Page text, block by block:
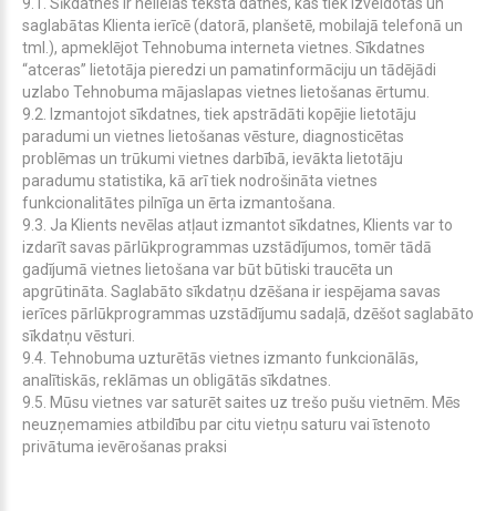
saglabātas Klienta ierīcē (datorā, planšetē, mobilajā telefonā un
tml.), apmeklējot Tehnobuma interneta vietnes. Sīkdatnes
“atceras” lietotāja pieredzi un pamatinformāciju un tādējādi
uzlabo Tehnobuma mājaslapas vietnes lietošanas ērtumu.
9.2. Izmantojot sīkdatnes, tiek apstrādāti kopējie lietotāju
paradumi un vietnes lietošanas vēsture, diagnosticētas
problēmas un trūkumi vietnes darbībā, ievākta lietotāju
paradumu statistika, kā arī tiek nodrošināta vietnes
funkcionalitātes pilnīga un ērta izmantošana.
9.3. Ja Klients nevēlas atļaut izmantot sīkdatnes, Klients var to
izdarīt savas pārlūkprogrammas uzstādījumos, tomēr tādā
gadījumā vietnes lietošana var būt būtiski traucēta un
apgrūtināta. Saglabāto sīkdatņu dzēšana ir iespējama savas
ierīces pārlūkprogrammas uzstādījumu sadaļā, dzēšot saglabāto
sīkdatņu vēsturi.
9.4. Tehnobuma uzturētās vietnes izmanto funkcionālās,
analītiskās, reklāmas un obligātās sīkdatnes.
9.5. Mūsu vietnes var saturēt saites uz trešo pušu vietnēm. Mēs
neuzņemamies atbildību par citu vietņu saturu vai īstenoto
privātuma ievērošanas praksi